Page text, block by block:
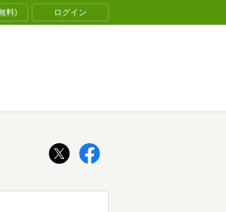
料) ログイン